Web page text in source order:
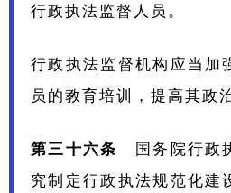
行政执法监督人员。
行政执法监督机构应当加
员的教育培训，提高其政
第三十六条
国务院行政
究制定行政执法规范化建